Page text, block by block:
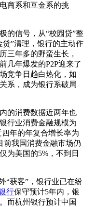
商系和互金系的挑
信号，从“校园贷”整
”清理，银行的主动作
三年多的野蛮生长，
几年爆发的P2P迎来了
竞争日趋白热化，如
系，成为银行系破局
消费数据近两年也
行业消费金融规模为
四年的年复合增长率为
前我国消费金融市场仍
为美国的5%，不到日
获客”，银行业已在纷
行保守预计5年内，银
而杭州银行预计中国